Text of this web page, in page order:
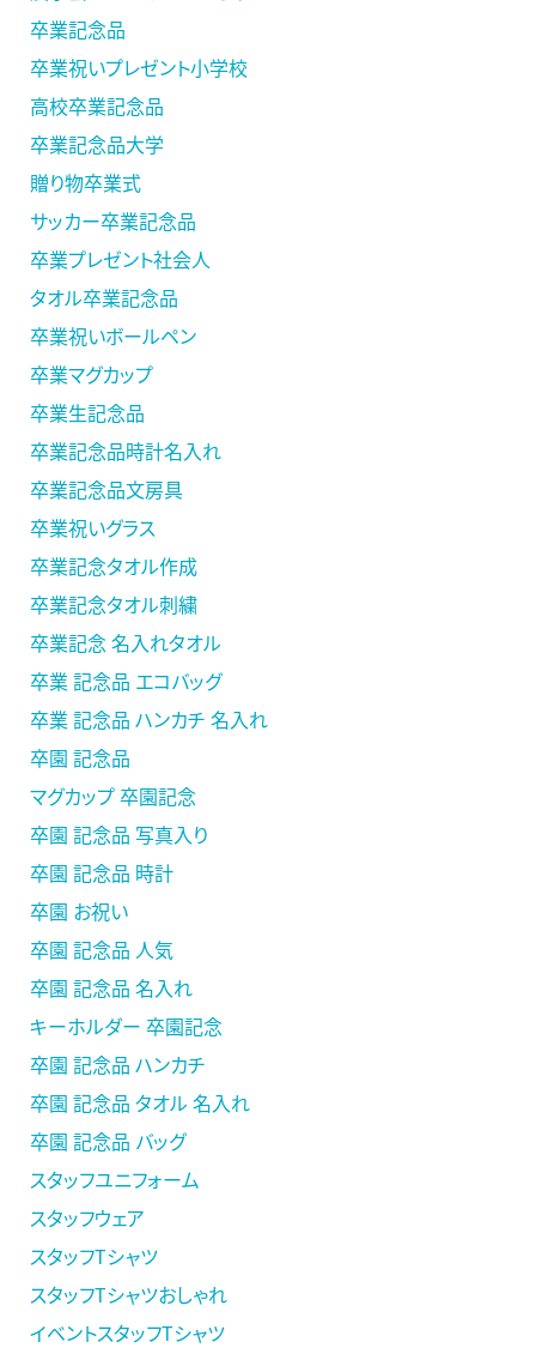
卒業記念品
卒業祝いプレゼント小学校
高校卒業記念品
卒業記念品大学
贈り物卒業式
サッカー卒業記念品
卒業プレゼント社会人
タオル卒業記念品
卒業祝いボールペン
卒業マグカップ
卒業生記念品
卒業記念品時計名入れ
卒業記念品文房具
卒業祝いグラス
卒業記念タオル作成
卒業記念タオル刺繍
卒業記念 名入れタオル
卒業 記念品 エコバッグ
卒業 記念品 ハンカチ 名入れ
卒園 記念品
マグカップ 卒園記念
卒園 記念品 写真入り
卒園 記念品 時計
卒園 お祝い
卒園 記念品 人気
卒園 記念品 名入れ
キーホルダー 卒園記念
卒園 記念品 ハンカチ
卒園 記念品 タオル 名入れ
卒園 記念品 バッグ
スタッフユニフォーム
スタッフウェア
スタッフTシャツ
スタッフTシャツおしゃれ
イベントスタッフTシャツ